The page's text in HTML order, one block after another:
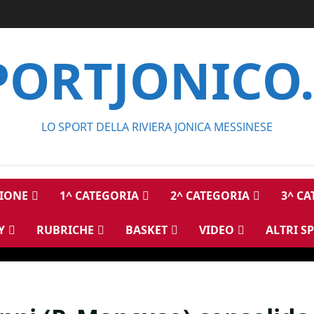
LO SPORT DELLA RIVIERA JONICA MESSINESE
1^ CATEGORIA 2^ CATEGORIA 3^
RUBRICHE BASKET VIDEO ALTRI